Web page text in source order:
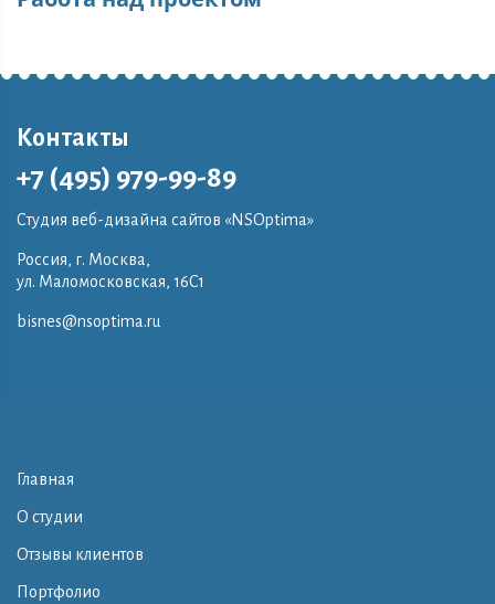
Контакты
+7 (495) 979-99-89
Студия веб-дизайна сайтов «NSOptima»
Россия, г. Москва,
ул. Маломосковская, 16C1
bisnes@nsoptima.ru
Главная
О студии
Отзывы клиентов
Портфолио